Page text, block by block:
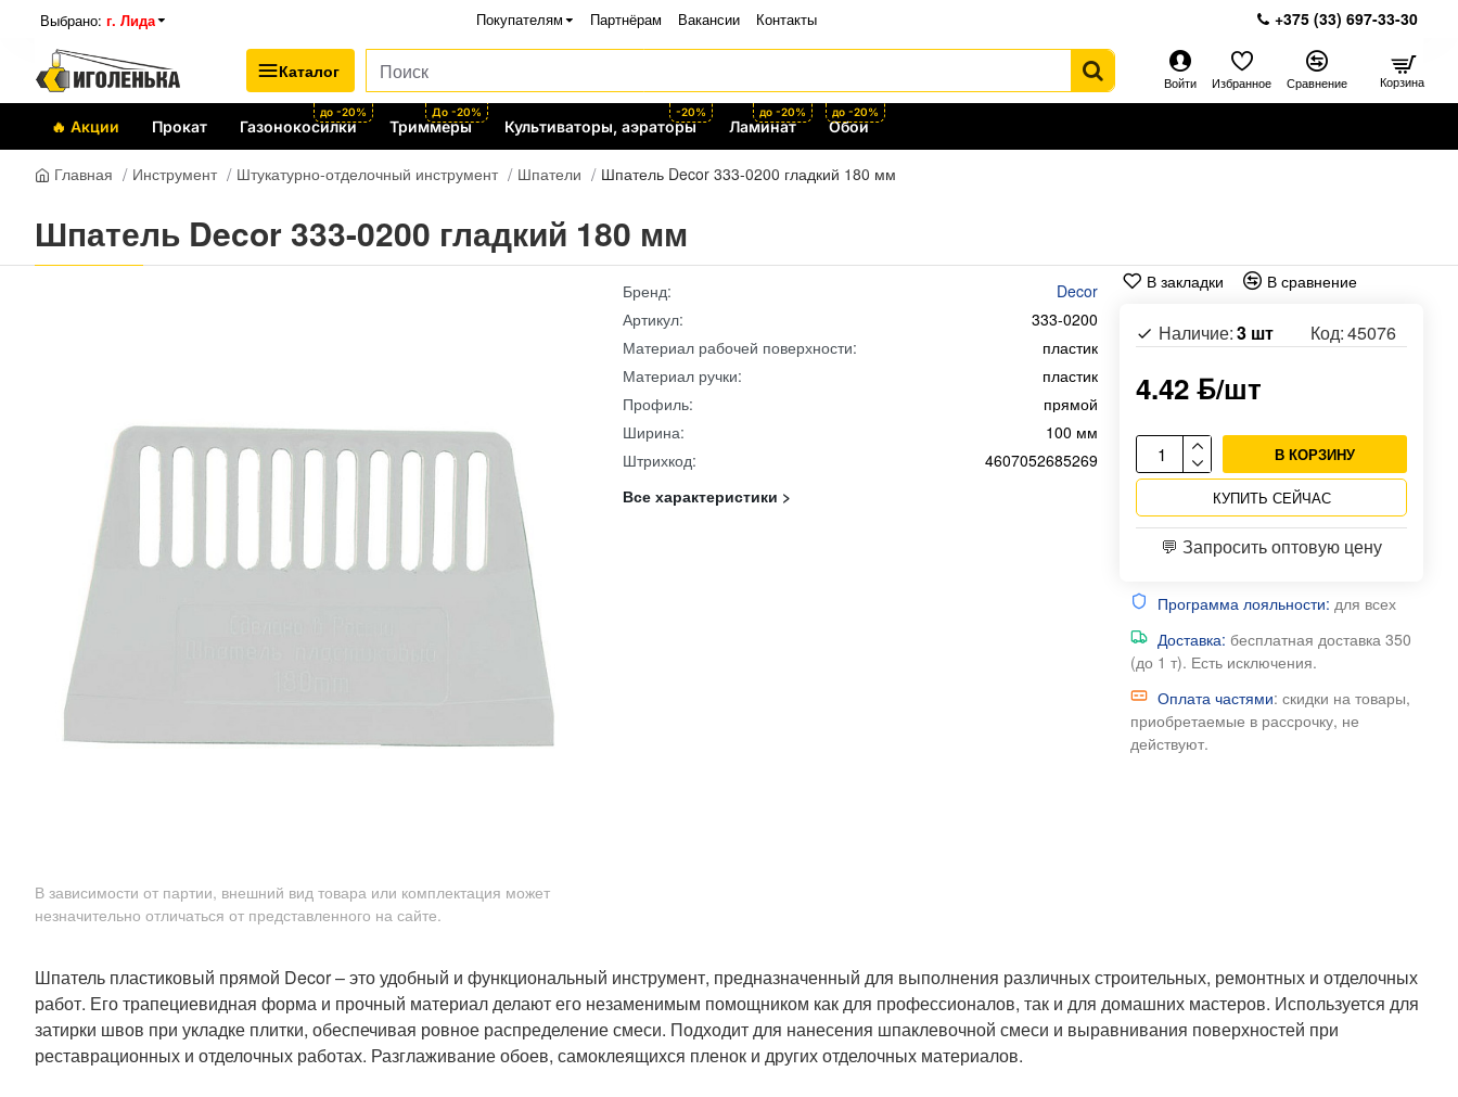
Выбрано: г. Лида Покупателям Партнёрам Вакансии Контакты +375 (33) 697-33-30
Каталог
Войти Избранное Сравнение Корзина
🔥 Акции Прокат Газонокосилки
до -20%
Триммеры
До -20%
Культиваторы, аэраторы
-20%
Ламинат
до -20%
Обои
до -20%
Главная Инструмент Штукатурно-отделочный инструмент Шпатели Шпатель Decor 333-0200 гладкий 180 мм
Шпатель Decor 333-0200 гладкий 180 мм
В зависимости от партии, внешний вид товара или комплектация может
незначительно отличаться от представленного на сайте.
4.42 ƃ/шт
Наличие:3 шт Код:45076
В КОРЗИНУ
КУПИТЬ СЕЙЧАС
В закладки В сравнение
💬 Запросить оптовую цену
Программа лояльности: для всех
Доставка: бесплатная доставка 350
(до 1 т). Есть исключения.
Оплата частями: скидки на товары,
приобретаемые в рассрочку, не
действуют.
Бренд:
Decor
Артикул:
333-0200
Материал рабочей поверхности:
пластик
Материал ручки:
пластик
Профиль:
прямой
Ширина:
100 мм
Штрихкод:
4607052685269
Все характеристики >
Шпатель пластиковый прямой Decor – это удобный и функциональный инструмент, предназначенный для выполнения различных строительных, ремонтных и отделочных
работ. Его трапециевидная форма и прочный материал делают его незаменимым помощником как для профессионалов, так и для домашних мастеров. Используется для
затирки швов при укладке плитки, обеспечивая ровное распределение смеси. Подходит для нанесения шпаклевочной смеси и выравнивания поверхностей при
реставрационных и отделочных работах. Разглаживание обоев, самоклеящихся пленок и других отделочных материалов.